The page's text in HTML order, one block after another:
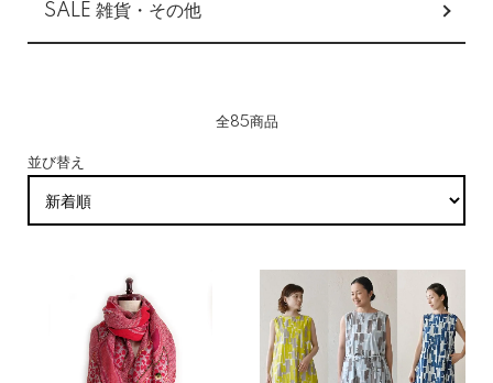
SALE 雑貨・その他
全85商品
並び替え